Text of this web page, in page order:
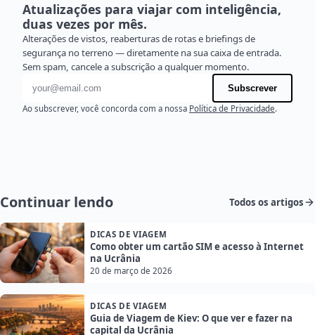
Atualizações para viajar com inteligência,
duas vezes por mês.
Alterações de vistos, reaberturas de rotas e briefings de
segurança no terreno — diretamente na sua caixa de entrada.
Sem spam, cancele a subscrição a qualquer momento.
Endereço de e-mail
Subscrever
Ao subscrever, você concorda com a nossa Política de Privacidade.
Continuar lendo Todos os artigos
DICAS DE VIAGEM
Como obter um cartão SIM e acesso à Internet
na Ucrânia
20 de março de 2026
DICAS DE VIAGEM
Guia de Viagem de Kiev: O que ver e fazer na
capital da Ucrânia